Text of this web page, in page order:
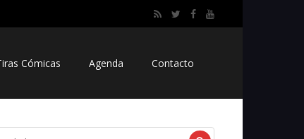
Cómicas Agenda Contacto